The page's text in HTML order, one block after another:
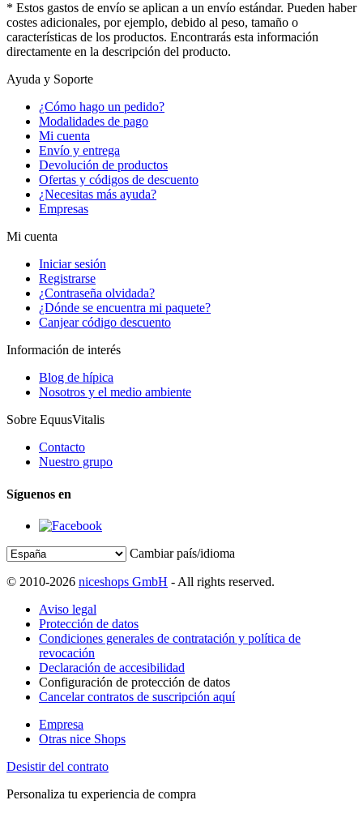
* Estos gastos de envío se aplican a un envío estándar. Pueden haber
costes adicionales, por ejemplo, debido al peso, tamaño o
características de los productos. Encontrarás esta información
directamente en la descripción del producto.
Ayuda y Soporte
¿Cómo hago un pedido?
Modalidades de pago
Mi cuenta
Envío y entrega
Devolución de productos
Ofertas y códigos de descuento
¿Necesitas más ayuda?
Empresas
Mi cuenta
Iniciar sesión
Registrarse
¿Contraseña olvidada?
¿Dónde se encuentra mi paquete?
Canjear código descuento
Información de interés
Blog de hípica
Nosotros y el medio ambiente
Sobre EquusVitalis
Contacto
Nuestro grupo
Síguenos en
Cambiar país/idioma
© 2010-2026 niceshops GmbH - All rights reserved.
Aviso legal
Protección de datos
Condiciones generales de contratación y política de
revocación
Declaración de accesibilidad
Configuración de protección de datos
Cancelar contratos de suscripción aquí
Empresa
Otras nice Shops
Desistir del contrato
Personaliza tu experiencia de compra